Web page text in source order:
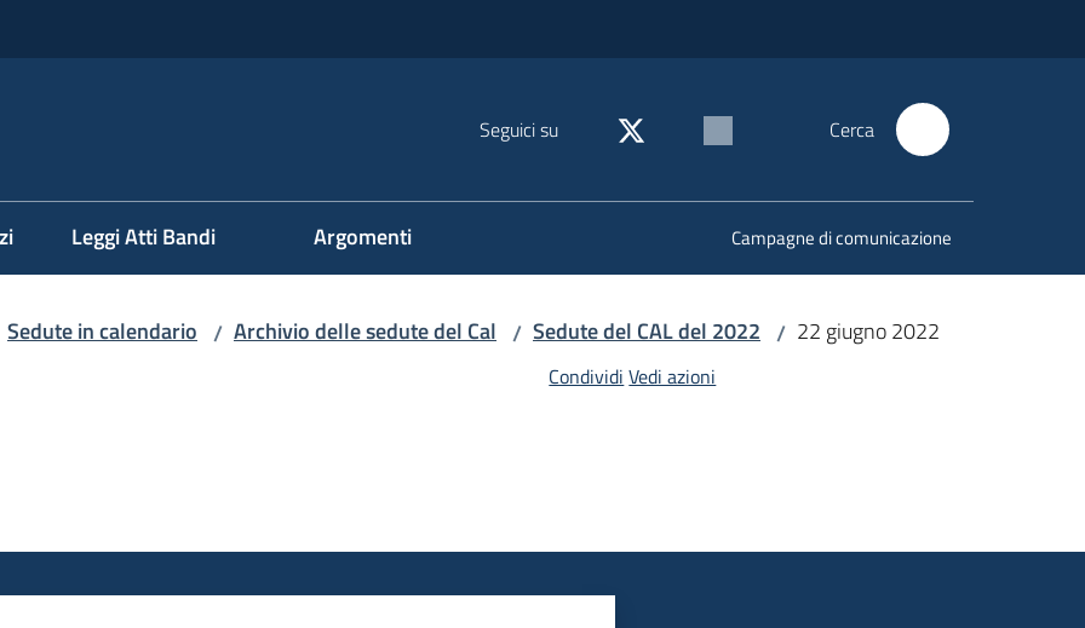
Seguici su Cerca
Leggi Atti Bandi Argomenti Campagne di comunicazione
Sedute in calendario / Archivio delle sedute del Cal / Sedute del CAL del 2022 / 22 giugno 2022
Condividi Vedi azioni